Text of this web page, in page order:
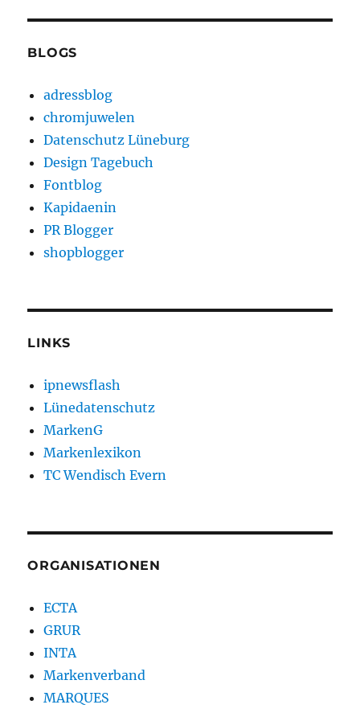
BLOGS
adressblog
chromjuwelen
Datenschutz Lüneburg
Design Tagebuch
Fontblog
Kapidaenin
PR Blogger
shopblogger
LINKS
ipnewsflash
Lünedatenschutz
MarkenG
Markenlexikon
TC Wendisch Evern
ORGANISATIONEN
ECTA
GRUR
INTA
Markenverband
MARQUES